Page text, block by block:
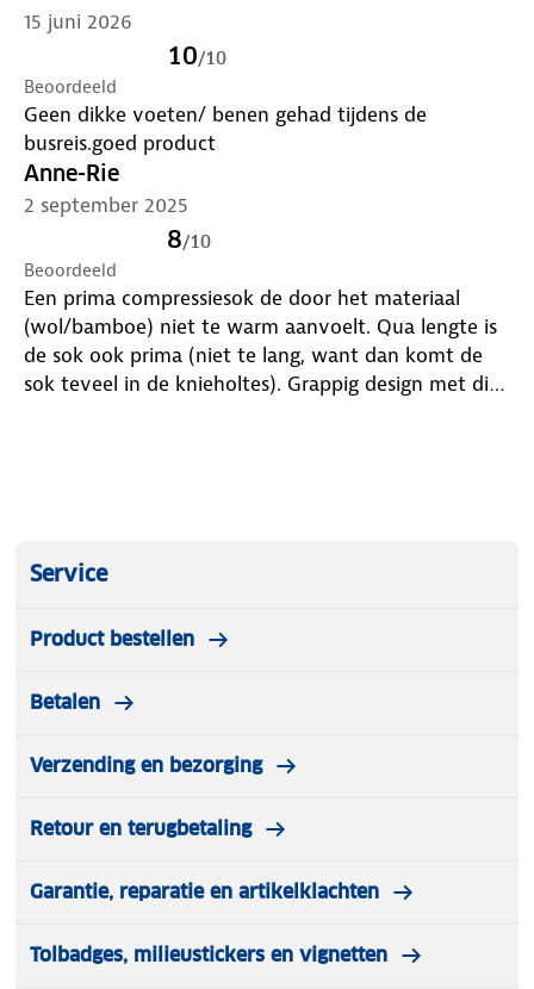
15 juni 2026
10/10
Beoordeeld
Geen dikke voeten/ benen gehad tijdens de
busreis.goed product
Anne-Rie
2 september 2025
8/10
Beoordeeld
Een prima compressiesok de door het materiaal
(wol/bamboe) niet te warm aanvoelt. Qua lengte is
de sok ook prima (niet te lang, want dan komt de
sok teveel in de knieholtes). Grappig design met die
Service
Product bestellen
Betalen
Verzending en bezorging
Retour en terugbetaling
Garantie, reparatie en artikelklachten
Tolbadges, milieustickers en vignetten